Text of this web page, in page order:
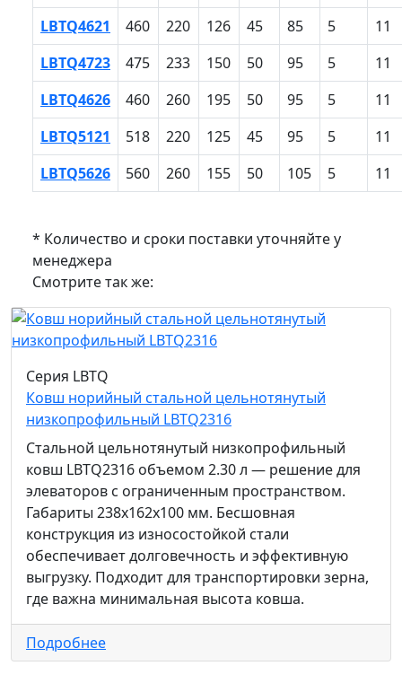
LBTQ4621
460 220 126 45 85 5
11
LBTQ4723
475 233 150 50 95 5
11
LBTQ4626
460 260 195 50 95 5
11
LBTQ5121
518 220 125 45 95 5
11
LBTQ5626
560 260 155 50 105 5 11
* Количество и сроки поставки уточняйте у
менеджера
Смотрите так же:
Серия LBTQ
Ковш норийный стальной цельнотянутый
низкопрофильный LBTQ2316
Стальной цельнотянутый низкопрофильный
ковш LBTQ2316 объемом 2.30 л — решение для
элеваторов с ограниченным пространством.
Габариты 238x162x100 мм. Бесшовная
конструкция из износостойкой стали
обеспечивает долговечность и эффективную
выгрузку. Подходит для транспортировки зерна,
где важна минимальная высота ковша.
Подробнее